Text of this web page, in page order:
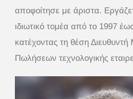
αποφοίτησε με άριστα.
ιδιωτικό τομέα από το 1997
κατέχοντας τη θέση Διευθυντή
Πωλήσεων τεχνολογικής